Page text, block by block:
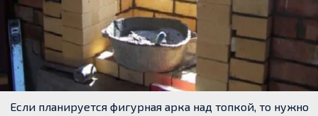
Если планируется фигурная арка над топкой, то нужно